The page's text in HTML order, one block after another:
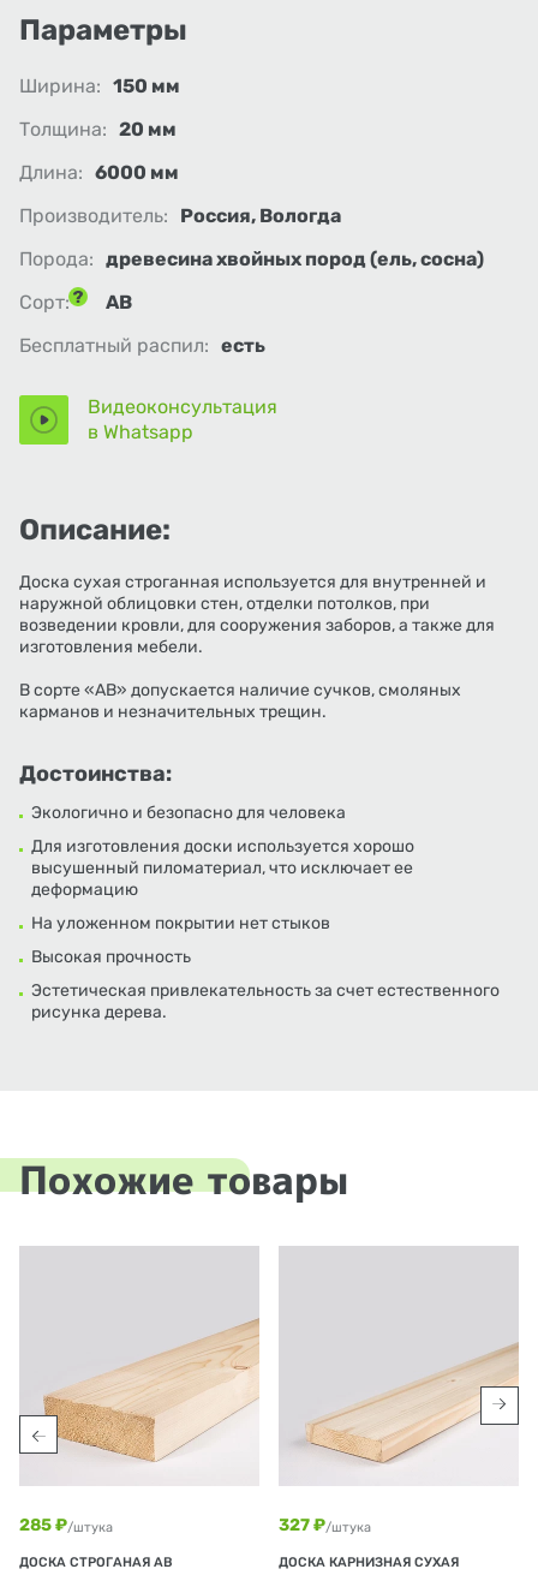
Параметры
Ширина: 150 мм
Толщина: 20 мм
Длина: 6000 мм
Производитель:
Россия, Вологда
Порода: древесина хвойных пород (ель, сосна)
Сорт:
АВ
Бесплатный распил: есть
Видеоконсультация
в Whatsapp
Описание:
Доска сухая строганная используется для внутренней и
наружной облицовки стен, отделки потолков, при
возведении кровли, для сооружения заборов, а также для
изготовления мебели.
В сорте «АВ» допускается наличие сучков, смоляных
карманов и незначительных трещин.
Достоинства:
Экологично и безопасно для человека
Для изготовления доски используется хорошо
высушенный пиломатериал, что исключает ее
деформацию
На уложенном покрытии нет стыков
Высокая прочность
Эстетическая привлекательность за счет естественного
рисунка дерева.
Похожие товары
285 ₽/штука
ДОСКА СТРОГАНАЯ АВ
327 ₽/штука
ДОСКА КАРНИЗНАЯ СУХАЯ